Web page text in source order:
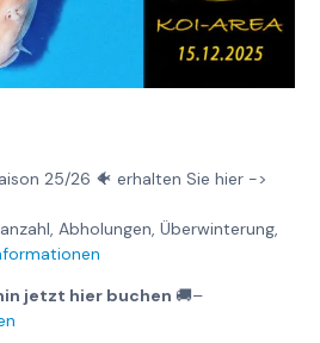
25/26 🐠 erhalten Sie hier ->
Abholungen, Überwinterung,
jetzt hier buchen 🚚–